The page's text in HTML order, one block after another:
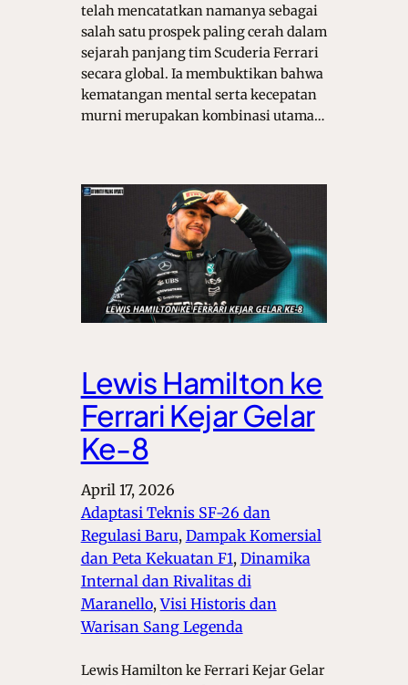
telah mencatatkan namanya sebagai
salah satu prospek paling cerah dalam
sejarah panjang tim Scuderia Ferrari
secara global. Ia membuktikan bahwa
kematangan mental serta kecepatan
murni merupakan kombinasi utama…
Lewis Hamilton ke
Ferrari Kejar Gelar
Ke-8
April 17, 2026
Adaptasi Teknis SF-26 dan
Regulasi Baru, Dampak Komersial
dan Peta Kekuatan F1, Dinamika
Internal dan Rivalitas di
Maranello, Visi Historis dan
Warisan Sang Legenda
Lewis Hamilton ke Ferrari Kejar Gelar